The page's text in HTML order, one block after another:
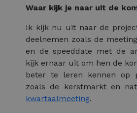
Waar kijk je naar uit de
Ik kijk nu uit naar de
deelnemen zoals de
en de speeddate met de
kijk ernaar uit om hen de
beter te leren kennen op
zoals de kerstmarkt en
kwartaalmeeting.